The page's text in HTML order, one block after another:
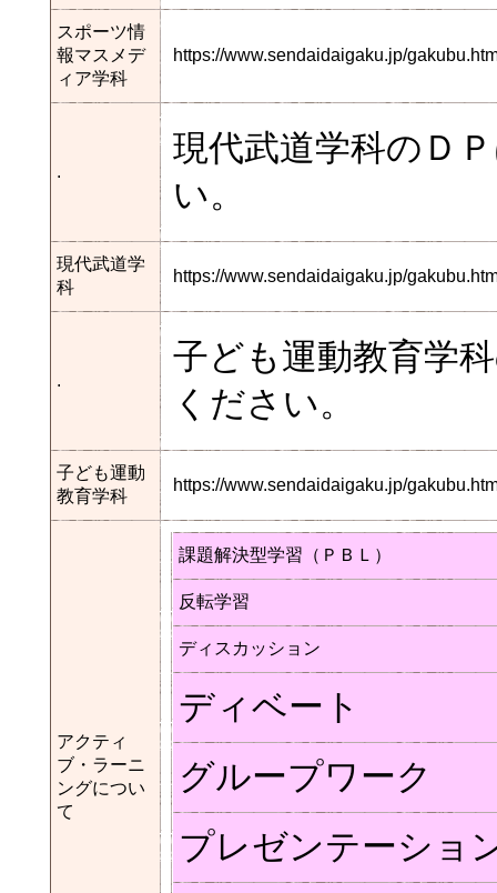
スポーツ情
報マスメデ
ィア学科
https://www.sendaidaigaku.jp/
.
現代武道学科のＤ
い。
現代武道学
科
https://www.sendaidaigaku.jp/
.
子ども運動教育学
ください。
子ども運動
教育学科
https://www.sendaidaigaku.jp/
アクティ
ブ・ラーニ
ングについ
て
課題解決型学習（ＰＢＬ）
反転学習
ディスカッション
ディベート
グループワーク
プレゼンテーショ